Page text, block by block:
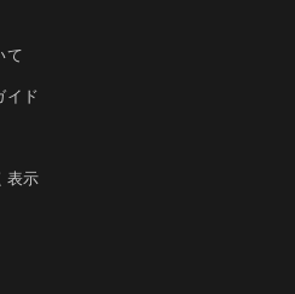
て
イド
表示